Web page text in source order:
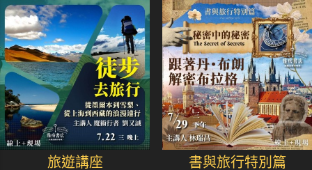
旅遊講座
書與旅行特別篇